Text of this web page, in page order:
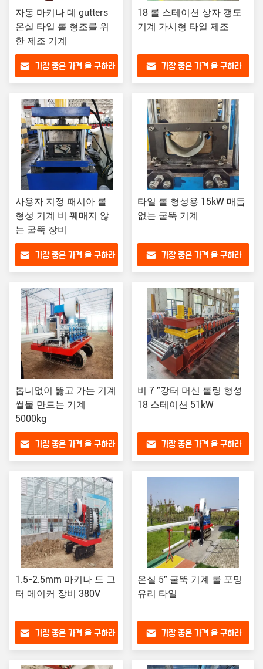
자동 마키나 데 gutters
온실 타일 롤 형조를 위
한 제조 기계
가장 좋은 가격 을 구하라
18 롤 스테이션 상자 갱도
기계 가시형 타일 제조
가장 좋은 가격 을 구하라
사용자 지정 패시아 롤
형성 기계 비 꿰매지 않
는 굴뚝 장비
가장 좋은 가격 을 구하라
타일 롤 형성용 15kW 매듭
없는 굴뚝 기계
가장 좋은 가격 을 구하라
톱니없이 뚫고 가는 기계
썰물 만드는 기계
5000kg
가장 좋은 가격 을 구하라
비 7 "강터 머신 롤링 형성
18 스테이션 51kW
가장 좋은 가격 을 구하라
1.5-2.5mm 마키나 드 그
터 메이커 장비 380V
가장 좋은 가격 을 구하라
온실 5" 굴뚝 기계 롤 포밍
유리 타일
가장 좋은 가격 을 구하라